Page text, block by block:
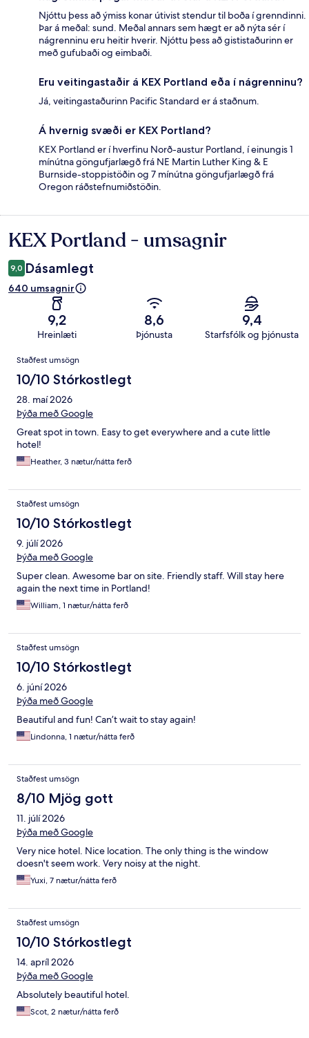
Njóttu þess að ýmiss konar útivist stendur til boða í grenndinni.
Þar á meðal: sund. Meðal annars sem hægt er að nýta sér í
nágrenninu eru heitir hverir. Njóttu þess að gististaðurinn er
með gufubaði og eimbaði.
Eru veitingastaðir á KEX Portland eða í nágrenninu?
Já, veitingastaðurinn Pacific Standard er á staðnum.
Á hvernig svæði er KEX Portland?
KEX Portland er í hverfinu Norð-austur Portland, í einungis 1
mínútna göngufjarlægð frá NE Martin Luther King & E
Burnside-stoppistöðin og 7 mínútna göngufjarlægð frá
Oregon ráðstefnumiðstöðin.
Umsagnir
KEX Portland - umsagnir
9,0 Dásamlegt
640 umsagnir
9,2
Hreinlæti
8,6
Þjónusta
9,4
Starfsfólk og þjónusta
Umsagnir
Staðfest umsögn
10/10 Stórkostlegt
28. maí 2026
Þýða með Google
Great spot in town. Easy to get everywhere and a cute little
hotel!
Heather, 3 nætur/nátta ferð
Staðfest umsögn
10/10 Stórkostlegt
9. júlí 2026
Þýða með Google
Super clean. Awesome bar on site. Friendly staff. Will stay here
again the next time in Portland!
William, 1 nætur/nátta ferð
Staðfest umsögn
10/10 Stórkostlegt
6. júní 2026
Þýða með Google
Beautiful and fun! Can’t wait to stay again!
Lindonna, 1 nætur/nátta ferð
Staðfest umsögn
8/10 Mjög gott
11. júlí 2026
Þýða með Google
Very nice hotel. Nice location. The only thing is the window
doesn't seem work. Very noisy at the night.
Yuxi, 7 nætur/nátta ferð
Staðfest umsögn
10/10 Stórkostlegt
14. apríl 2026
Þýða með Google
Absolutely beautiful hotel.
Scot, 2 nætur/nátta ferð